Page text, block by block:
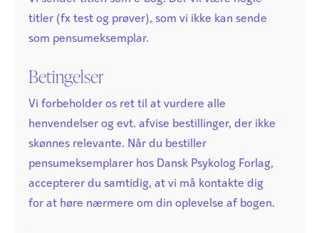
titler (fx test og prøver), som vi ikke kan sende
som pensumeksemplar.
Betingelser
Vi forbeholder os ret til at vurdere alle
henvendelser og evt. afvise bestillinger, der ikke
skønnes relevante. Når du bestiller
pensumeksemplarer hos Dansk Psykolog Forlag,
accepterer du samtidig, at vi må kontakte dig
for at høre nærmere om din oplevelse af bogen.